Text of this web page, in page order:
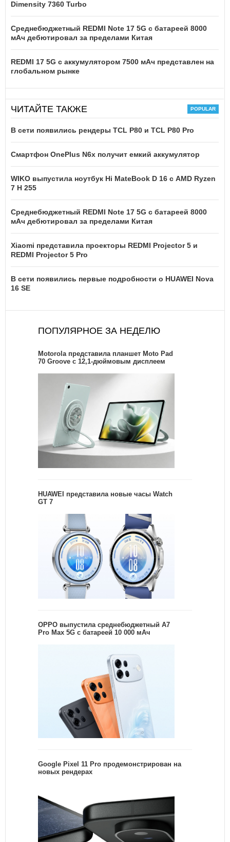
Dimensity 7360 Turbo
Среднебюджетный REDMI Note 17 5G с батареей 8000
мАч дебютировал за пределами Китая
REDMI 17 5G c аккумулятором 7500 мАч представлен на
глобальном рынке
ЧИТАЙТЕ ТАКЖЕ
В сети появились рендеры TCL P80 и TCL P80 Pro
Смартфон OnePlus N6x получит емкий аккумулятор
WIKO выпустила ноутбук Hi MateBook D 16 с AMD Ryzen
7 H 255
Среднебюджетный REDMI Note 17 5G с батареей 8000
мАч дебютировал за пределами Китая
Xiaomi представила проекторы REDMI Projector 5 и
REDMI Projector 5 Pro
В сети появились первые подробности о HUAWEI Nova
16 SE
ПОПУЛЯРНОЕ ЗА НЕДЕЛЮ
Motorola представила планшет Moto Pad
70 Groove с 12,1-дюймовым дисплеем
HUAWEI представила новые часы Watch
GT 7
OPPO выпустила среднебюджетный A7
Pro Max 5G с батареей 10 000 мАч
Google Pixel 11 Pro продемонстрирован на
новых рендерах